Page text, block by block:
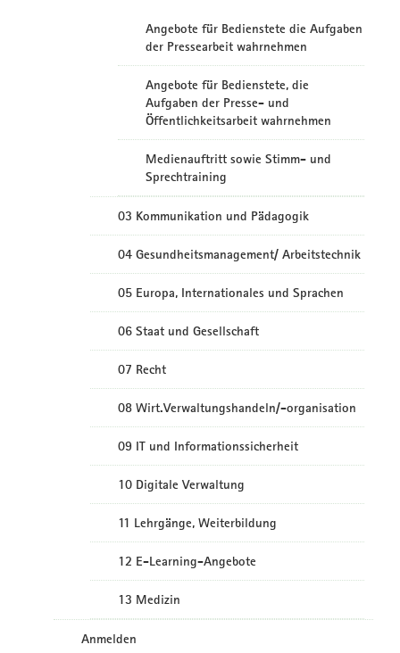
Angebote für Bedienstete die Aufgaben
der Pressearbeit wahrnehmen
Angebote für Bedienstete, die
Aufgaben der Presse- und
Öffentlichkeitsarbeit wahrnehmen
Medienauftritt sowie Stimm- und
Sprechtraining
03 Kommunikation und Pädagogik
04 Gesundheitsmanagement/ Arbeitstechnik
05 Europa, Internationales und Sprachen
06 Staat und Gesellschaft
07 Recht
08 Wirt.Verwaltungshandeln/-organisation
09 IT und Informationssicherheit
10 Digitale Verwaltung
11 Lehrgänge, Weiterbildung
12 E-Learning-Angebote
13 Medizin
Anmelden